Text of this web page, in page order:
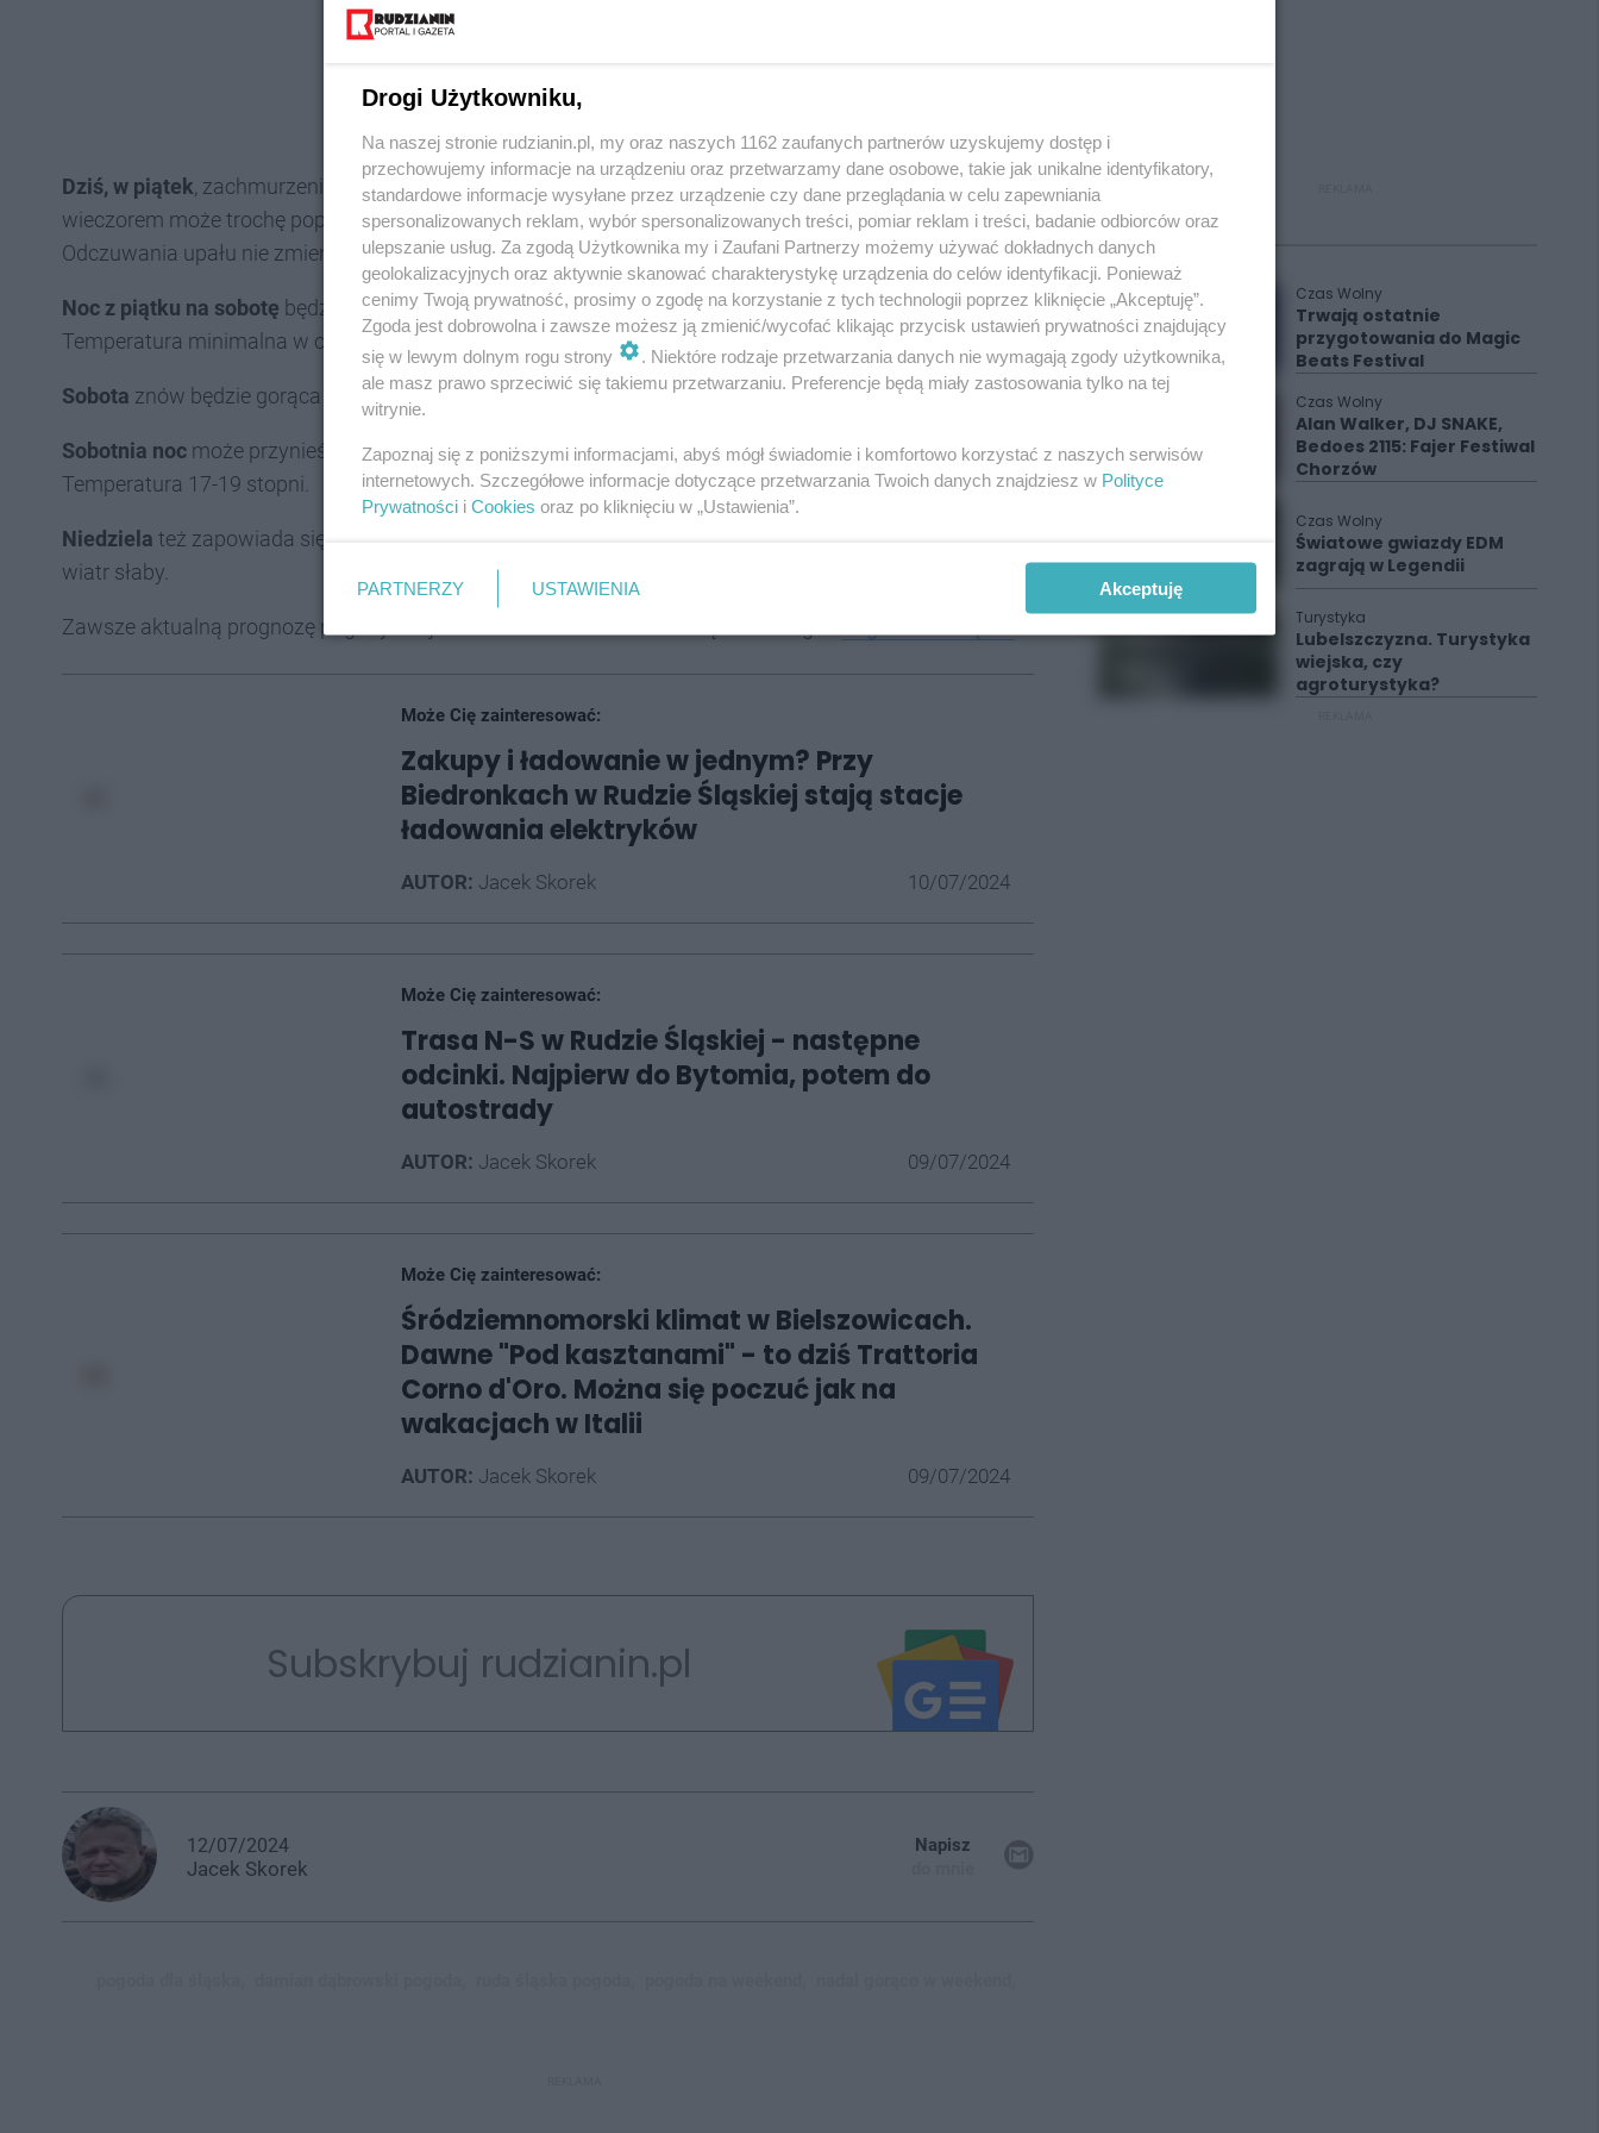
Dziś, w piątek , zachmurzenie będzie zmienne - od małego po całkowite. Późnym popołudniem i
wieczorem może trochę popadać. Nie zmieni się jednak temperatura - dziś znów 28-30 stopni w cieniu.
Odczuwania upału nie zmieni zbytnio słaby wiatr.
Noc z piątku na sobotę będzie pochmurna. W większości regionu wystąpią opady deszczu oraz burze.
Temperatura minimalna w okolicach 19-21 stopni.
Sobota znów będzie gorąca - 27-29 stopni, zachmurzenie małe i umiarkowane, lokalnie słabe opady.
Sobotnia noc może przynieść opady i burze, jednak głównie w północnej i środkowej części regionu.
Temperatura 17-19 stopni.
Niedziela też zapowiada się gorąca - 26-28 stopni, zachmurzenie zmienne. Rano możliwe lekkie opady,
wiatr słaby.
Zawsze aktualną prognozę pogody znajdziecie na stronie Damiana Dąbrowskiego -
Może Cię zainteresować:
Zakupy i ładowanie w jednym? Przy
Biedronkach w Rudzie Śląskiej stają stacje
ładowania elektryków
AUTOR: Jacek Skorek 10/07/2024
Może Cię zainteresować:
Trasa N-S w Rudzie Śląskiej - następne
odcinki. Najpierw do Bytomia, potem do
autostrady
AUTOR: Jacek Skorek 09/07/2024
Może Cię zainteresować:
Śródziemnomorski klimat w Bielszowicach.
Dawne "Pod kasztanami" - to dziś Trattoria
Corno d'Oro. Można się poczuć jak na
wakacjach w Italii
AUTOR: Jacek Skorek 09/07/2024
Subskrybuj rudzianin.pl
12/07/2024
Jacek Skorek
Napisz
Polecane
Czas Wolny
Trwają ostatnie
przygotowania do Magic
Beats Festival
Czas Wolny
Alan Walker, DJ SNAKE,
Bedoes 2115: Fajer Festiwal
Chorzów
Czas Wolny
Światowe gwiazdy EDM
zagrają w Legendii
Turystyka
Lubelszczyzna. Turystyka
wiejska, czy
agroturystyka?
Drogi Użytkowniku,
Na naszej stronie rudzianin.pl, my oraz naszych 1162 zaufanych partnerów uzyskujemy dostęp i
przechowujemy informacje na urządzeniu oraz przetwarzamy dane osobowe, takie jak unikalne identyfikatory,
standardowe informacje wysyłane przez urządzenie czy dane przeglądania w celu zapewniania
spersonalizowanych reklam, wybór spersonalizowanych treści, pomiar reklam i treści, badanie odbiorców oraz
ulepszanie usług. Za zgodą Użytkownika my i Zaufani Partnerzy możemy używać dokładnych danych
geolokalizacyjnych oraz aktywnie skanować charakterystykę urządzenia do celów identyfikacji. Ponieważ
cenimy Twoją prywatność, prosimy o zgodę na korzystanie z tych technologii poprzez kliknięcie „Akceptuję”.
Zgoda jest dobrowolna i zawsze możesz ją zmienić/wycofać klikając przycisk ustawień prywatności znajdujący
się w lewym dolnym rogu strony
. Niektóre rodzaje przetwarzania danych nie wymagają zgody użytkownika,
ale masz prawo sprzeciwić się takiemu przetwarzaniu. Preferencje będą miały zastosowania tylko na tej
witrynie.
Zapoznaj się z poniższymi informacjami, abyś mógł świadomie i komfortowo korzystać z naszych serwisów
internetowych. Szczegółowe informacje dotyczące przetwarzania Twoich danych znajdziesz w Polityce
Prywatności i Cookies oraz po kliknięciu w „Ustawienia”.
PARTNERZY USTAWIENIA Akceptuję